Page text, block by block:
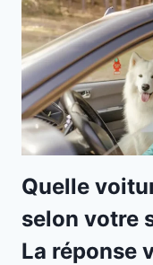
Quelle
selon votre
La réponse